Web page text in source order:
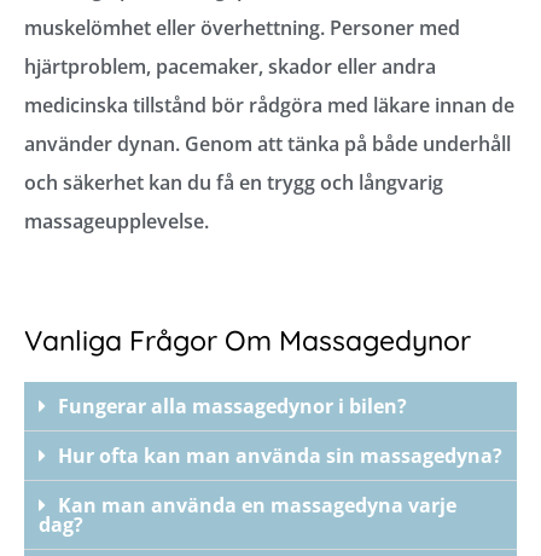
muskelömhet eller överhettning. Personer med
hjärtproblem, pacemaker, skador eller andra
medicinska tillstånd bör rådgöra med läkare innan de
använder dynan. Genom att tänka på både underhåll
och säkerhet kan du få en trygg och långvarig
massageupplevelse.
Vanliga Frågor Om Massagedynor
Fungerar alla massagedynor i bilen?
Hur ofta kan man använda sin massagedyna?
Kan man använda en massagedyna varje
dag?